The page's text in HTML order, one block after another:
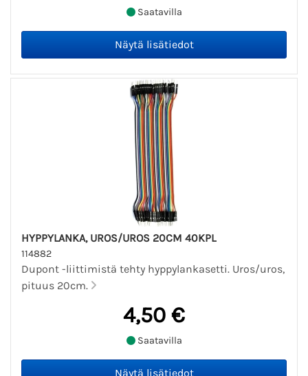
Saatavilla
HYPPYLANKA, UROS/UROS 20CM 40KPL
114882
Dupont -liittimistä tehty hyppylankasetti. Uros/uros,
pituus 20cm.
4,50 €
Saatavilla